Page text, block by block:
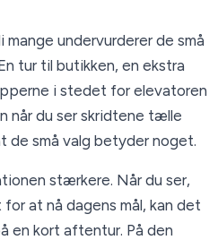
undervurderer de små
tur til butikken, en ekstra
i stedet for elevatoren
når du ser skridtene tælle
de små valg betyder noget.
stærkere. Når du ser,
at nå dagens mål, kan det
en kort aftentur. På den